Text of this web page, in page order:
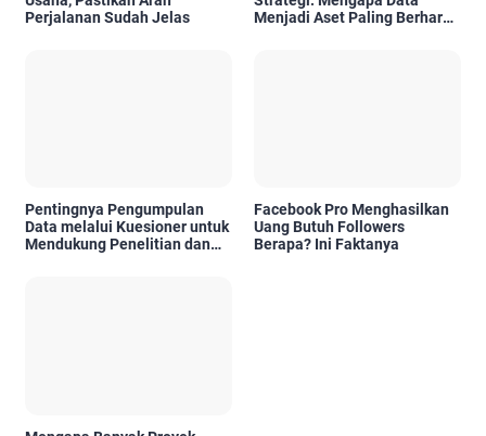
Perjalanan Sudah Jelas
Menjadi Aset Paling Berharga
Pentingnya Pengumpulan
Data melalui Kuesioner untuk
Mendukung Penelitian dan
Facebook Pro Menghasilkan
Uang Butuh Followers
Berapa? Ini Faktanya